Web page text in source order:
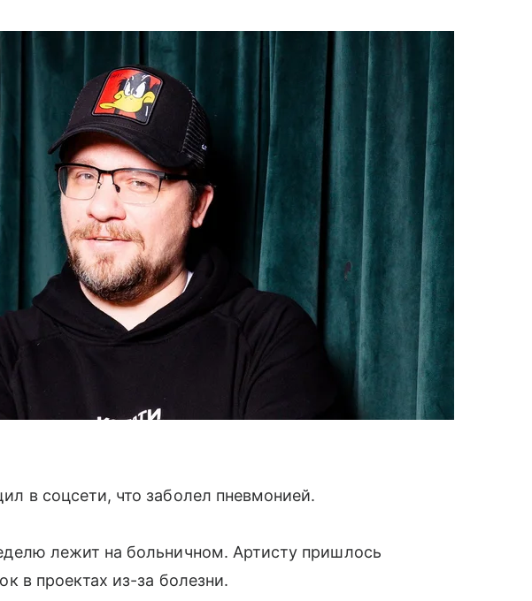
в соцсети, что заболел пневмонией.
лежит на больничном. Артисту пришлось
в проектах из-за болезни.